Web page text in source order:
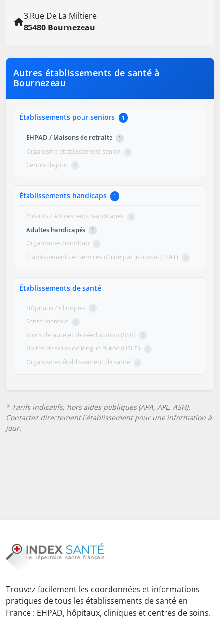
3 Rue De La Miltiere
85480 Bournezeau
Autres établissements de santé à
Bournezeau
Établissements pour seniors 1
EHPAD / Maisons de retraite 1
Organisme établissement senior 0
Centre de jour 0
Établissements handicaps 1
Enfants / Adolescents handicapés 0
Adultes handicapés 1
Organismes handicap 0
Établissements et services d'aide par le travail (ESAT) 0
Établissements de santé
Hôpitaux / Cliniques 0
Santé mentale 0
Soins de suite et de rééducation (SSR) 0
Unités de soins de longue durée (USLD) 0
Organismes établissement de santé 0
* Tarifs indicatifs, hors aides publiques (APA, APL, ASH).
Contactez directement l'établissement pour une information à
jour.
Trouvez facilement les coordonnées et informations
pratiques de tous les établissements de santé en
France : EHPAD, hôpitaux, cliniques et centres de soins.